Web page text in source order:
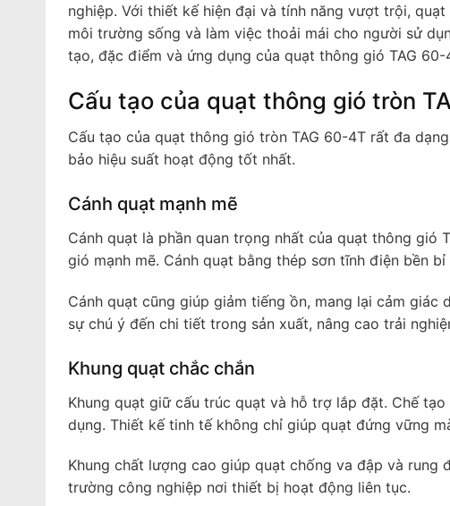
nghiệp. Với thiết kế hiện đại và tính năng vượt trội,
môi trường sống và làm việc thoải mái cho người sử
tạo, đặc điểm và ứng dụng của quạt thông gió TAG 60-
Cấu tạo của quạt thông gió tròn
Cấu tạo của quạt thông gió tròn TAG 60-4T rất đa
bảo hiệu suất hoạt động tốt nhất.
Cánh quạt mạnh mẽ
Cánh quạt là phần quan trọng nhất của quạt thông
gió mạnh mẽ. Cánh quạt bằng thép sơn tĩnh điện bền
Cánh quạt cũng giúp giảm tiếng ồn, mang lại cảm
sự chú ý đến chi tiết trong sản xuất, nâng cao trải
Khung quạt chắc chắn
Khung quạt giữ cấu trúc quạt và hỗ trợ lắp đặt. Chế
dụng. Thiết kế tinh tế không chỉ giúp quạt đứng vững
Khung chất lượng cao giúp quạt chống va đập và
trường công nghiệp nơi thiết bị hoạt động liên tục.